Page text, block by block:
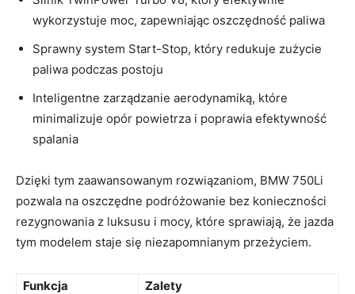
wykorzystuje‌ moc,‍ zapewniając oszczędność paliwa
Sprawny system Start-Stop, który ‍redukuje zużycie
paliwa podczas ⁤postoju
Inteligentne zarządzanie aerodynamiką,‍ które
minimalizuje opór powietrza i ‍poprawia efektywność⁢
spalania
Dzięki ⁣tym zaawansowanym rozwiązaniom, BMW 750Li‌
pozwala na ⁤oszczędne⁤ podróżowanie bez⁤ konieczności⁤
rezygnowania z ‍luksusu i ‌mocy, które ‍sprawiają,‌ że jazda
tym modelem staje się⁤ niezapomnianym przeżyciem.
Funkcja Zalety